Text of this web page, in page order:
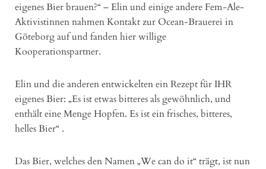
eigenes Bier brauen?“ – Elin und einige andere Fem-Ale-
Aktivistinnen nahmen Kontakt zur Ocean-Brauerei in
Göteborg auf und fanden hier willige
Kooperationspartner.
Elin und die anderen entwickelten ein Rezept für IHR
eigenes Bier: „Es ist etwas bitteres als gewöhnlich, und
enthält eine Menge Hopfen. Es ist ein frisches, bitteres,
helles Bier“ .
Das Bier, welches den Namen „We can do it“ trägt, ist nun